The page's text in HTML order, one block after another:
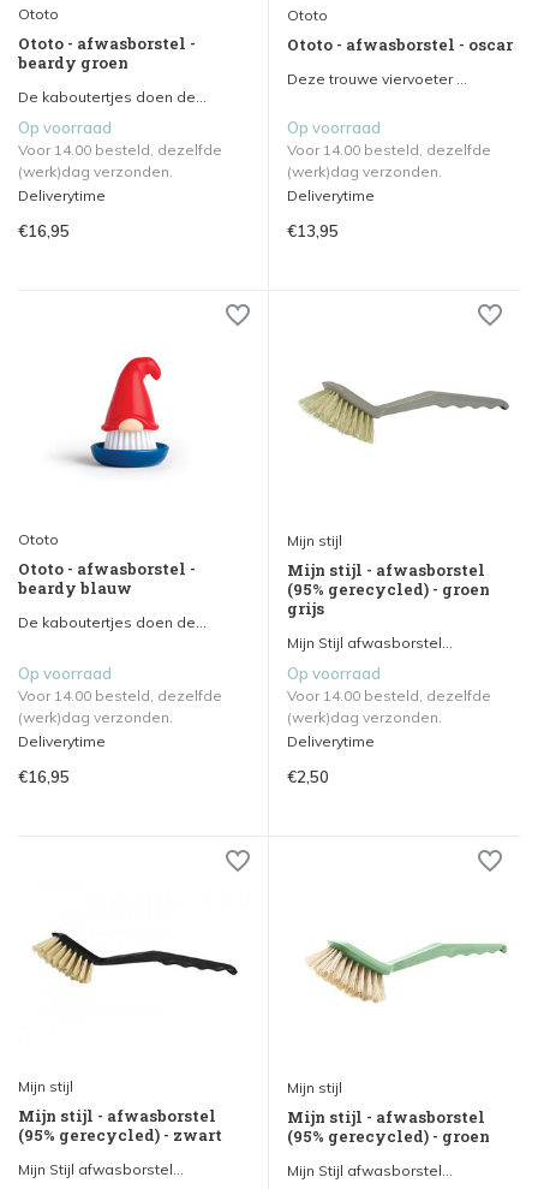
Ototo
Ototo - afwasborstel -
beardy groen
De kaboutertjes doen de...
Op voorraad
Voor 14.00 besteld, dezelfde
(werk)dag verzonden.
Deliverytime
€16,95
Ototo
Ototo - afwasborstel - oscar
Deze trouwe viervoeter ...
Op voorraad
Voor 14.00 besteld, dezelfde
(werk)dag verzonden.
Deliverytime
€13,95
Ototo
Ototo - afwasborstel -
beardy blauw
De kaboutertjes doen de...
Op voorraad
Voor 14.00 besteld, dezelfde
(werk)dag verzonden.
Deliverytime
€16,95
Mijn stijl
Mijn stijl - afwasborstel
(95% gerecycled) - groen
grijs
Mijn Stijl afwasborstel...
Op voorraad
Voor 14.00 besteld, dezelfde
(werk)dag verzonden.
Deliverytime
€2,50
Mijn stijl
Mijn stijl - afwasborstel
(95% gerecycled) - zwart
Mijn Stijl afwasborstel...
Mijn stijl
Mijn stijl - afwasborstel
(95% gerecycled) - groen
Mijn Stijl afwasborstel...